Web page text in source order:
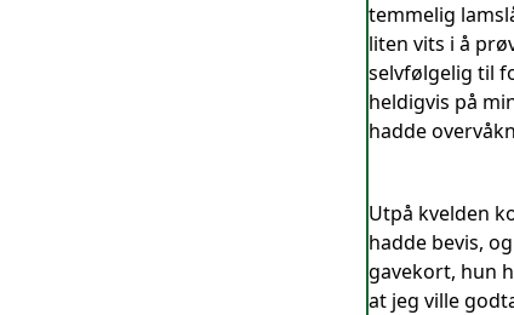
temmelig
liten vits i å
selvfølgelig til
heldigvis på
hadde
Utpå kvelden
hadde bevis,
gavekort, hun
at jeg ville